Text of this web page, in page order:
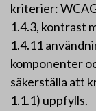
kriterier:
1.4.3, kontrast
1.4.11
komponenter
säkerställa att
1.1.1) uppfylls.